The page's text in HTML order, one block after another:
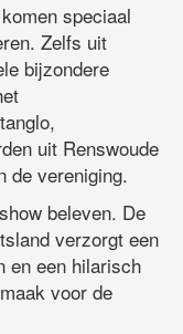
speciaal
Zelfs uit
bijzondere
uit Renswoude
de vereniging.
beleven. De
verzorgt een
en een hilarisch
voor de